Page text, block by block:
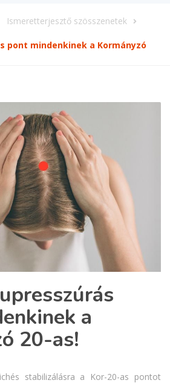
Ismeretterjesztő szösszenetek
pont mindenkinek a Kormányzó
a
20-as!
stabilizálásra a Kor-20-as pontot